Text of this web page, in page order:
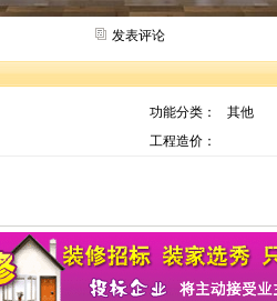
发表评论
功能分类：
其他
工程造价：